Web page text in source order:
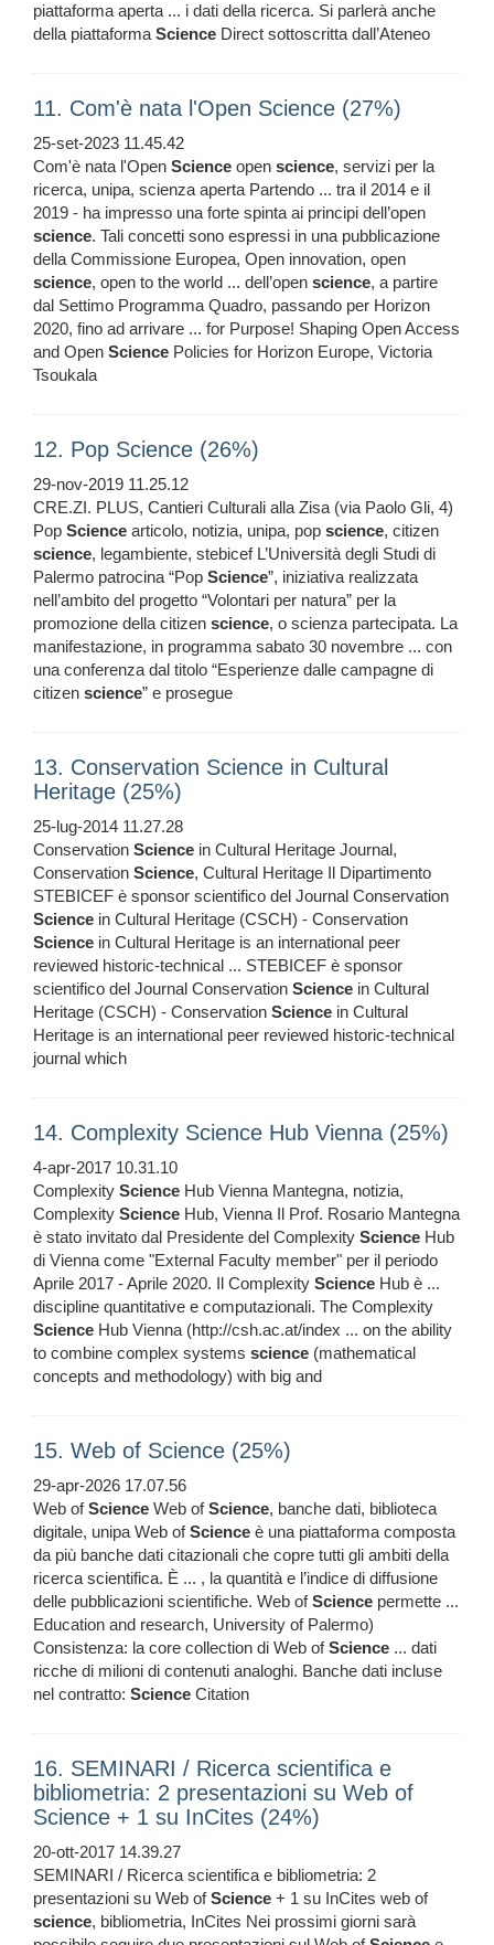
piattaforma aperta ... i dati della ricerca. Si parlerà anche
della piattaformaScience Direct sottoscritta dall’Ateneo
11. Com'è nata l'Open Science (27%)
25-set-2023 11.45.42
Com'è nata l'Open Science open science, servizi per la
ricerca, unipa, scienza aperta Partendo ... tra il 2014 e il
2019 - ha impresso una forte spinta ai principi dell’open
science. Tali concetti sono espressi in una pubblicazione
della Commissione Europea, Open innovation, open
science, open to the world ... dell’open science, a partire
dal Settimo Programma Quadro, passando per Horizon
2020, fino ad arrivare ... for Purpose! Shaping Open Access
and Open Science Policies for Horizon Europe, Victoria
Tsoukala
12. Pop Science (26%)
29-nov-2019 11.25.12
CRE.ZI. PLUS, Cantieri Culturali alla Zisa (via Paolo Gli, 4)
Pop Science articolo, notizia, unipa, pop science, citizen
science, legambiente, stebicef L’Università degli Studi di
Palermo patrocina “Pop Science”, iniziativa realizzata
nell’ambito del progetto “Volontari per natura” per la
promozione della citizen science, o scienza partecipata. La
manifestazione, in programma sabato 30 novembre ... con
una conferenza dal titolo “Esperienze dalle campagne di
citizen science” e prosegue
13. Conservation Science in Cultural
Heritage (25%)
25-lug-2014 11.27.28
Conservation Science in Cultural Heritage Journal,
Conservation Science, Cultural Heritage Il Dipartimento
STEBICEF è sponsor scientifico del Journal Conservation
Science in Cultural Heritage (CSCH) - Conservation
Science in Cultural Heritage is an international peer
reviewed historic-technical ... STEBICEF è sponsor
scientifico del Journal Conservation Science in Cultural
Heritage (CSCH) - Conservation Science in Cultural
Heritage is an international peer reviewed historic-technical
journal which
14. Complexity Science Hub Vienna (25%)
4-apr-2017 10.31.10
Complexity Science Hub Vienna Mantegna, notizia,
Complexity Science Hub, Vienna Il Prof. Rosario Mantegna
è stato invitato dal Presidente del Complexity Science Hub
di Vienna come "External Faculty member" per il periodo
Aprile 2017 - Aprile 2020. Il Complexity Science Hub è ...
discipline quantitative e computazionali. The Complexity
Science Hub Vienna (http://csh.ac.at/index ... on the ability
to combine complex systems science (mathematical
concepts and methodology) with big and
15. Web of Science (25%)
29-apr-2026 17.07.56
Web ofScience Web ofScience, banche dati, biblioteca
digitale, unipa Web ofScience è una piattaforma composta
da più banche dati citazionali che copre tutti gli ambiti della
ricerca scientifica. È ... , la quantità e l’indice di diffusione
delle pubblicazioni scientifiche. Web ofScience permette ...
Education and research, University of Palermo)
Consistenza: la core collection di Web ofScience ... dati
ricche di milioni di contenuti analoghi. Banche dati incluse
nel contratto: Science Citation
16. SEMINARI / Ricerca scientifica e
bibliometria: 2 presentazioni su Web of
Science + 1 su InCites (24%)
20-ott-2017 14.39.27
SEMINARI / Ricerca scientifica e bibliometria: 2
presentazioni su Web ofScience + 1 su InCites web of
science, bibliometria, InCites Nei prossimi giorni sarà